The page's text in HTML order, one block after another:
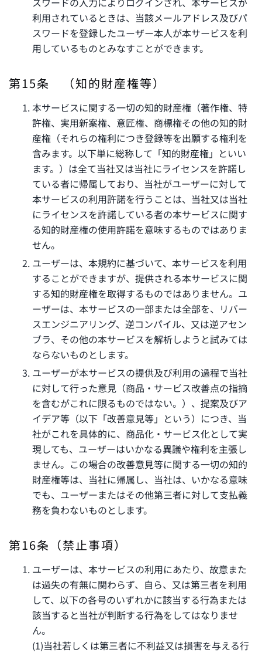
利用されているときは、当該メールアドレス及びパ
スワードを登録したユーザー本人が本サービスを利
用しているものとみなすことができます。
第15条 （知的財産権等）
本サービスに関する一切の知的財産権（著作権、特
許権、実用新案権、意匠権、商標権その他の知的財
産権（それらの権利につき登録等を出願する権利を
含みます。以下単に総称して「知的財産権」といい
ます。）は全て当社又は当社にライセンスを許諾し
ている者に帰属しており、当社がユーザーに対して
本サービスの利用許諾を行うことは、当社又は当社
にライセンスを許諾している者の本サービスに関す
る知的財産権の使用許諾を意味するものではありま
せん。
ユーザーは、本規約に基づいて、本サービスを利用
することができますが、提供される本サービスに関
する知的財産権を取得するものではありません。ユ
ーザーは、本サービスの一部または全部を、リバー
スエンジニアリング、逆コンパイル、又は逆アセン
ブラ、その他の本サービスを解析しようと試みては
ならないものとします。
ユーザーが本サービスの提供及び利用の過程で当社
に対して行った意見（商品・サービス改善点の指摘
を含むがこれに限るものではない。）、提案及びア
イデア等（以下「改善意見等」という）につき、当
社がこれを具体的に、商品化・サービス化として実
現しても、ユーザーはいかなる異議や権利を主張し
ません。この場合の改善意見等に関する一切の知的
財産権等は、当社に帰属し、当社は、いかなる意味
でも、ユーザーまたはその他第三者に対して支払義
務を負わないものとします。
第16条（禁止事項）
ユーザーは、本サービスの利用にあたり、故意また
は過失の有無に関わらず、自ら、又は第三者を利用
して、以下の各号のいずれかに該当する行為または
該当すると当社が判断する行為をしてはなりませ
ん。
(1)当社若しくは第三者に不利益又は損害を与える行